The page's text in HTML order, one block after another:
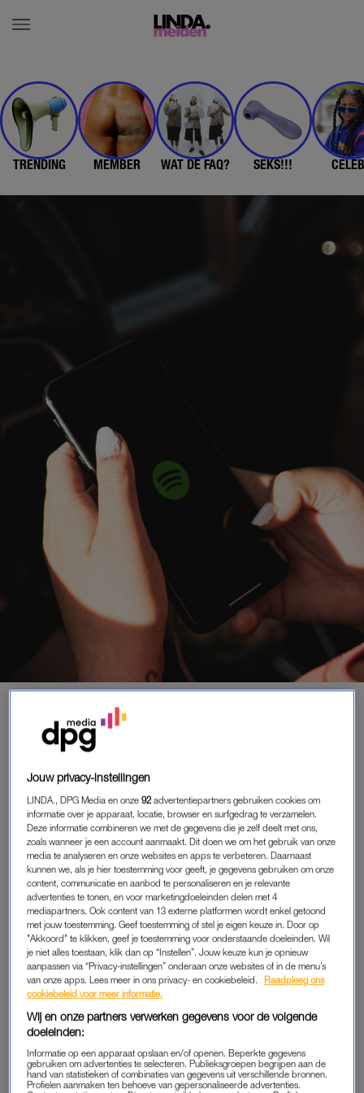
TRENDING MEMBER WAT DE FAQ? SEKS!!!
SCHAAMTEVOL OF SCHAAMTELOOS: DÍT
IS DE SPOTIFY WRAPPED VAN TEAM
04-12-2024
Is jouw nummer één Drake of toch Sabrina Carpenter?
De Spotify Wrapped staat vanaf vandaag weer live en dit
zijn de toppers, guilty pleasures en onverwachte
nummer één hits van de redactie.
En nee, je hoeft je niet te schamen alsMartin Moreroin je lijst
staat.
SPOTIFY WRAPPED
We zitten bijna aan het einde van 2024 en dat betekent
terugblikken. Op (spijtige) one night stands, hardlopen in het
park – want,running girl era– en zwoele zomeravonden op
het dakterras. Wedden dat nummer 3 van de grootste hits van
Jouw privacy-instellingen
LINDA., DPG Media en onze92 advertentiepartners gebruiken cookies om
informatie over je apparaat, locatie, browser en surfgedrag te verzamelen.
Deze informatie combineren we met de gegevens die je zelf deelt met ons,
zoals wanneer je een account aanmaakt. Dit doen we om het gebruik van onze
media te analyseren en onze websites en apps te verbeteren. Daarnaast
kunnen we, als je hier toestemming voor geeft, je gegevens gebruiken om onze
content, communicatie en aanbod te personaliseren en je relevante
advertenties te tonen, en voor marketingdoeleinden delen met 4
mediapartners. Ook content van 13 externe platformen wordt enkel getoond
met jouw toestemming. Geef toestemming of stel je eigen keuze in. Door op
"Akkoord" te klikken, geef je toestemming voor onderstaande doeleinden. Wil
je niet alles toestaan, klik dan op “Instellen”. Jouw keuze kun je opnieuw
aanpassen via “Privacy-instellingen” onderaan onze websites of in de menu’s
van onze apps. Lees meer in ons privacy- en cookiebeleid.
Raadpleeg ons
cookiebeleid voor meer informatie.
Wij en onze partners verwerken gegevens voor de volgende
doeleinden:
Informatie op een apparaat opslaan en/of openen. Beperkte gegevens
gebruiken om advertenties te selecteren. Publieksgroepen begrijpen aan de
hand van statistieken of combinaties van gegevens uit verschillende bronnen.
Profielen aanmaken ten behoeve van gepersonaliseerde advertenties.